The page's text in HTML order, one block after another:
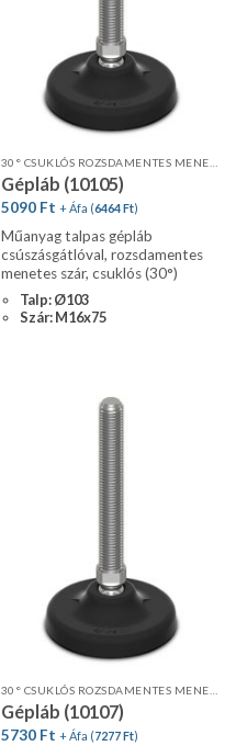
Gépláb (10105)
5090 Ft + Áfa (6464Ft)
Műanyag talpas gépláb
csúszásgátlóval, rozsdamentes
menetes szár, csuklós (30°)
Talp: Ø103
Szár: M16x75
Gépláb (10107)
5730 Ft + Áfa (7277Ft)